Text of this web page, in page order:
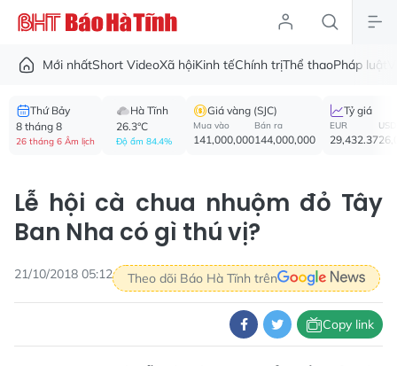
Mới nhấtShort VideoXã hộiKinh tếChính trịThể thaoPháp luật
Thứ Bảy
8 tháng 8
26 tháng 6 Âm lịch
Hà Tĩnh
26.3°C
Độ ẩm 84.4%
Giá vàng (SJC)
Mua vào
141,000,000
Bán ra
144,000,000
Tỷ giá
EUR
29,432.37
USD
Lễ hội cà chua nhuộm đỏ Tây
Ban Nha có gì thú vị?
21/10/2018 05:12 Theo dõi Báo Hà Tĩnh trên
Copy link